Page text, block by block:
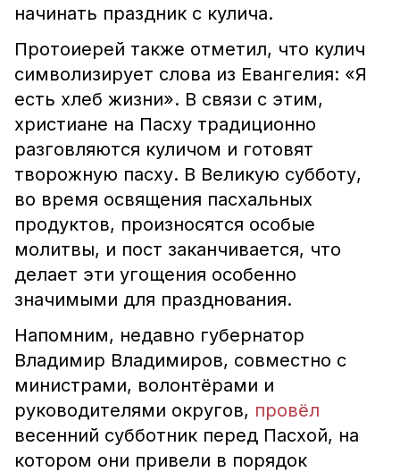
начинать праздник с кулича.
Протоиерей также отметил, что кулич
символизирует слова из Евангелия: «Я
есть хлеб жизни». В связи с этим,
христиане на Пасху традиционно
разговляются куличом и готовят
творожную пасху. В Великую субботу,
во время освящения пасхальных
продуктов, произносятся особые
молитвы, и пост заканчивается, что
делает эти угощения особенно
значимыми для празднования.
Напомним, недавно губернатор
Владимир Владимиров, совместно с
министрами, волонтёрами и
руководителями округов, провёл
весенний субботник перед Пасхой, на
котором они привели в порядок